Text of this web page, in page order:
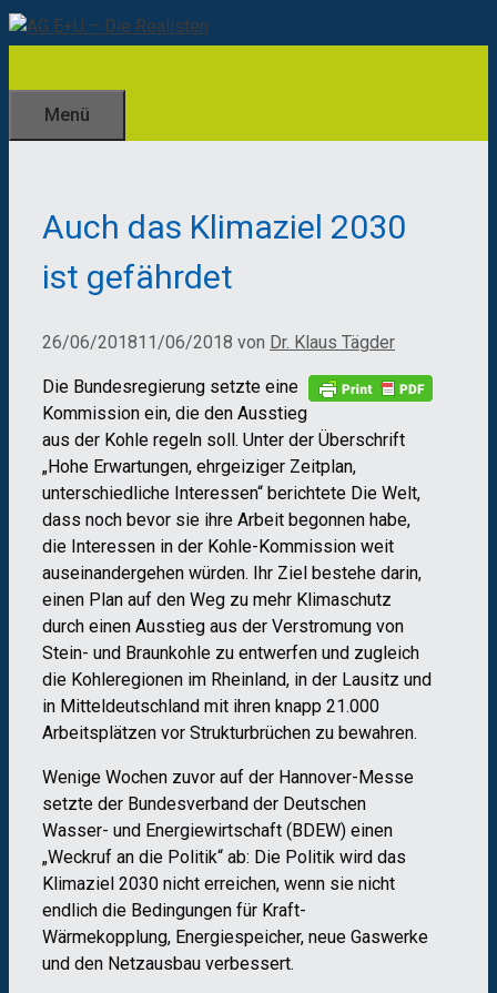
Zum
Inhalt
Menü
Auch das Klimaziel 2030
ist gefährdet
26/06/201811/06/2018 von Dr. Klaus Tägder
Die Bundesregierung setzte eine
Kommission ein, die den Ausstieg
aus der Kohle regeln soll. Unter der Überschrift
„Hohe Erwartungen, ehrgeiziger Zeitplan,
unterschiedliche Interessen“ berichtete Die Welt,
dass noch bevor sie ihre Arbeit begonnen habe,
die Interessen in der Kohle-Kommission weit
auseinandergehen würden. Ihr Ziel bestehe darin,
einen Plan auf den Weg zu mehr Klimaschutz
durch einen Ausstieg aus der Verstromung von
Stein- und Braunkohle zu entwerfen und zugleich
die Kohleregionen im Rheinland, in der Lausitz und
in Mitteldeutschland mit ihren knapp 21.000
Arbeitsplätzen vor Strukturbrüchen zu bewahren.
Wenige Wochen zuvor auf der Hannover-Messe
setzte der Bundesverband der Deutschen
Wasser- und Energiewirtschaft (BDEW) einen
„Weckruf an die Politik“ ab: Die Politik wird das
Klimaziel 2030 nicht erreichen, wenn sie nicht
endlich die Bedingungen für Kraft-
Wärmekopplung, Energiespeicher, neue Gaswerke
und den Netzausbau verbessert.